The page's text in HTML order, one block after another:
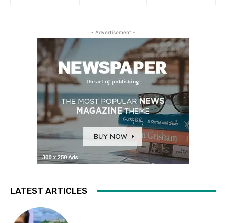
- Advertisement -
LATEST ARTICLES